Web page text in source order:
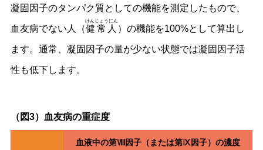
凝固因子のタンパク質としての機能を測定したもので、
血友病でない人（健常人
けんじょうにん
）の機能を100%として算出し
ます。通常、凝固因子の量が少ない状態では凝固因子活
性も低下します。
（図3）血友病の重症度
血液中の第Ⅷ因子（または第Ⅸ因子）の濃度